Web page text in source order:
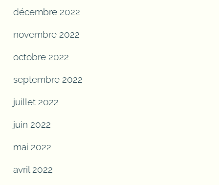
décembre 2022
novembre 2022
octobre 2022
septembre 2022
juillet 2022
juin 2022
mai 2022
avril 2022